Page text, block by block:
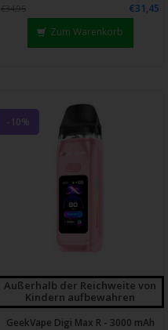
€34,95
€31,45
Zum Warenkorb
-10%
Außerhalb der Reichweite von
Kindern aufbewahren
GeekVape Digi Max R - 3000 mAh